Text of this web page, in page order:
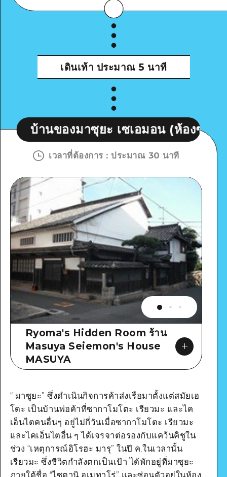
ดูรายละเอียด
เดินเท้า ประมาณ 5 นาที
มาซุยะ เซเอมอน (ห้องซ่อนของซากาโม
เวลาที่ต้องการ : ประมาณ 30 นาที
Ryoma's Hidden Room ร้าน
Masuya Seiemon's House
MASUYA
Google Maps
“ มาซูยะ” ซึ่งดำเนินกิจการค้าส่งเรือมาตั้งแต่สมัยเอ
โดะ เป็นบ้านพ่อค้าที่ซากาโมโตะ เรียวมะ และไค
เอ็นไตคนอื่นๆ อยู่ไม่กี่วันเมื่อซากาโมโตะ เรียวมะ
และไคเอ็นไตอื่น ๆ ได้เจรจาต่อรองกับแคว้นคิชูใน
ช่วง “เหตุการณ์อิโรฮะ มารุ” ในปี ค.ในเวลานั้น
เรียวมะ ซึ่งชีวิตกำลังตกเป็นเป้า ได้พักอยู่ที่มาซุยะ
ภายใต้ชื่อ “ไซตานิ อุเมทาโร่” และซ่อนตัวอยู่ในห้อง